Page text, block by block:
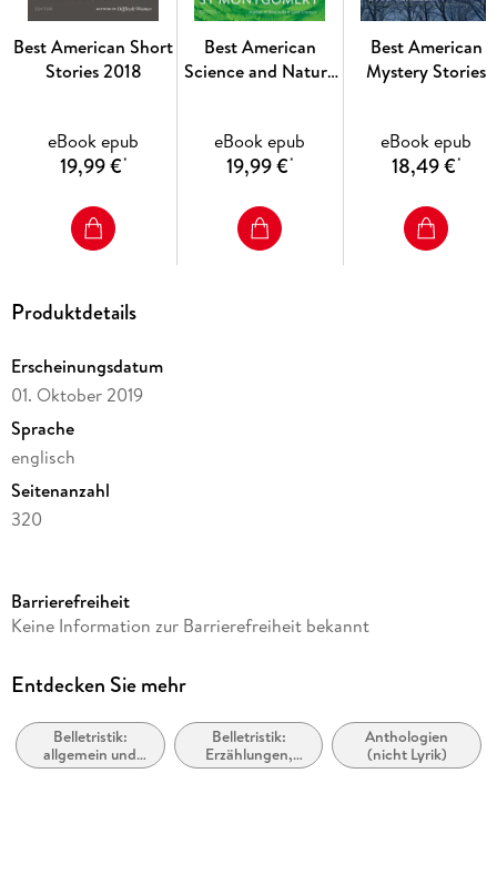
The Best American Short Stories 2019 includes Nana Kwame
Adjei-Brenyah, Jamel Brinkley, Jeffrey Eugenides, Ursula K.
Le Guin, Manuel Muñoz, Sigrid Nunez, Saïd Sayrafiezadeh,
Best American Short
Stories 2018
eBook epub
19,99 €*
Best American
Science and Nature
eBook epub
19,99 €*
Best American
Mystery Stories
eBook epub
18,49 €*
Produktdetails
Erscheinungsdatum
01. Oktober 2019
Sprache
englisch
Seitenanzahl
320
Reihe
Herausgegeben von
Verlag/Hersteller
HMH Books
Barrierefreiheit
Keine Information zur Barrierefreiheit bekannt
Entdecken Sie mehr
Belletristik:
allgemein und
literarisch, nicht
Belletristik:
Erzählungen,
Kurzgeschichten,
Anthologien
(nicht Lyrik)